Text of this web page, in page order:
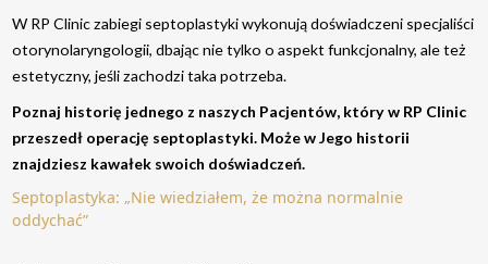
W RP Clinic zabiegi septoplastyki wykonują doświadczeni specjaliści
otorynolaryngologii, dbając nie tylko o aspekt funkcjonalny, ale też
estetyczny, jeśli zachodzi taka potrzeba.
Poznaj historię jednego z naszych Pacjentów, który w RP Clinic
przeszedł operację septoplastyki. Może w Jego historii
znajdziesz kawałek swoich doświadczeń.
Septoplastyka: „Nie wiedziałem, że można normalnie
oddychać”